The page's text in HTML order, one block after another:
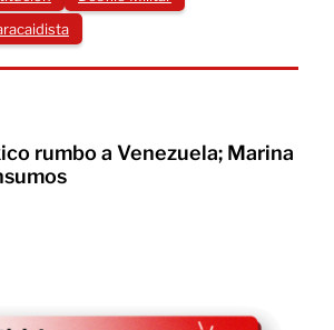
rumbo a Venezuela; Marina